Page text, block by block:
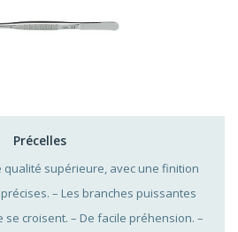
Précelles
qualité supérieure, avec une finition
– Les branches puissantes
croisent. – De facile préhension. –